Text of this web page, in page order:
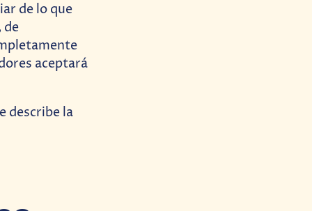
de lo que
de
aceptará
describe la